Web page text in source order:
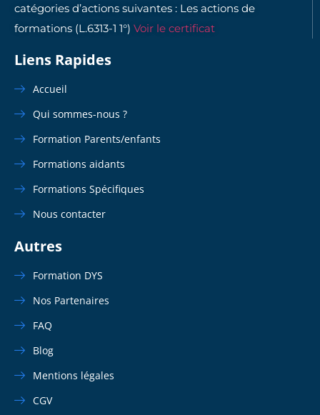
catégories d’actions suivantes : Les actions de
formations (L.6313-1 1°) Voir le certificat
Liens Rapides
Accueil
Qui sommes-nous ?
Formation Parents/enfants
Formations aidants
Formations Spécifiques
Nous contacter
Autres
Formation DYS
Nos Partenaires
FAQ
Blog
Mentions légales
CGV